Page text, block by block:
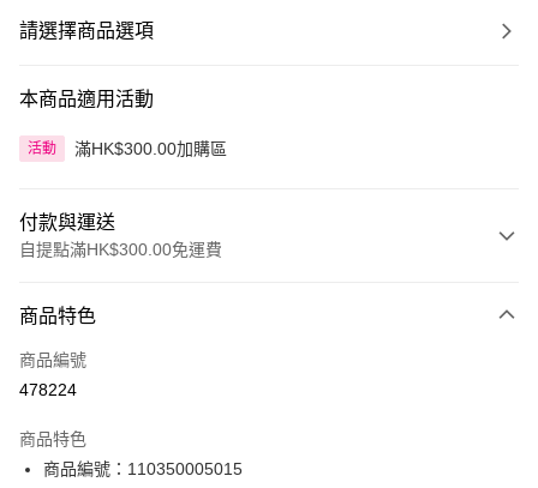
請選擇商品選項
本商品適用活動
活動 滿HK$300.00加購區
付款與運送
自提點滿HK$300.00免運費
信用卡
Apple Pay
PayMe
商品特色
商品編號
478224
商品特色
商品編號：110350005015